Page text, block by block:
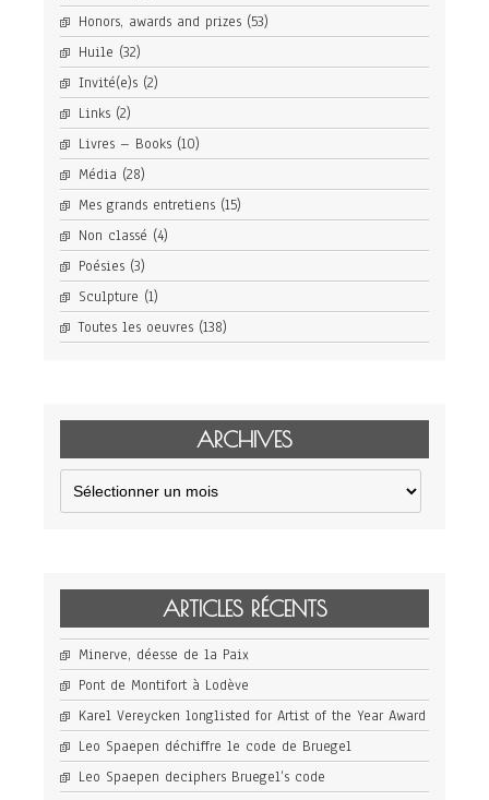
Honors, awards and prizes (53)
Huile (32)
Invité(e)s (2)
Links (2)
Livres – Books (10)
Média (28)
Mes grands entretiens (15)
Non classé (4)
Poésies (3)
Sculpture (1)
Toutes les oeuvres (138)
ARCHIVES
Archives
ARTICLES RÉCENTS
Minerve, déesse de la Paix
Pont de Montifort à Lodève
Karel Vereycken longlisted for Artist of the Year Award
Leo Spaepen déchiffre le code de Bruegel
Leo Spaepen deciphers Bruegel’s code